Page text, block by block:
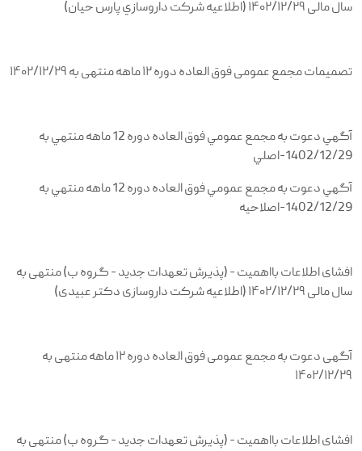
سال مالی ۱۴۰۲/۱۲/۲۹ (اطلاعیه شرکت داروسازي پارس حیان)
تصمیمات مجمع عمومی فوق العاده دوره ۱۲ ماهه منتهی به ۱۴۰۲/۱۲/۲۹
آگهي دعوت به مجمع عمومي فوق العاده دوره 12 ماهه منتهي به
1402/12/29-اصلي
آگهي دعوت به مجمع عمومي فوق العاده دوره 12 ماهه منتهي به
1402/12/29-اصلاحيه
افشای اطلاعات بااهمیت - (پذیرش تعهدات جدید - گروه ب) منتهی به
سال مالی ۱۴۰۲/۱۲/۲۹ (اطلاعیه شرکت داروسازی دکتر عبیدی)
آگهی دعوت به مجمع عمومی فوق العاده دوره ۱۲ ماهه منتهی به
۱۴۰۲/۱۲/۲۹
افشای اطلاعات بااهمیت - (پذیرش تعهدات جدید - گروه ب) منتهی به